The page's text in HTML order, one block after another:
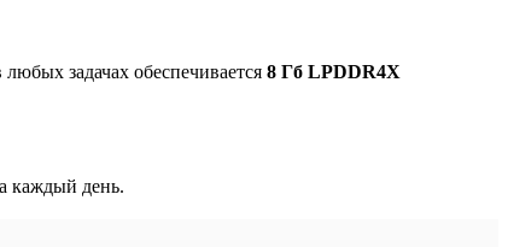
задачах обеспечивается 8 Гб LPDDR4X
каждый день.